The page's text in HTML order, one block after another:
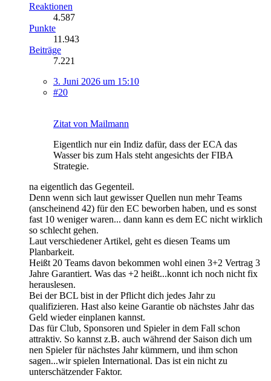
Reaktionen
4.587
Punkte
11.943
Beiträge
7.221
3. Juni 2026 um 15:10
#20
Zitat von Mailmann
Eigentlich nur ein Indiz dafür, dass der ECA das
Wasser bis zum Hals steht angesichts der FIBA
Strategie.
na eigentlich das Gegenteil.
Denn wenn sich laut gewisser Quellen nun mehr Teams
(anscheinend 42) für den EC beworben haben, und es sonst
fast 10 weniger waren... dann kann es dem EC nicht wirklich
so schlecht gehen.
Laut verschiedener Artikel, geht es diesen Teams um
Planbarkeit.
Heißt 20 Teams davon bekommen wohl einen 3+2 Vertrag 3
Jahre Garantiert. Was das +2 heißt...konnt ich noch nicht fix
herauslesen.
Bei der BCL bist in der Pflicht dich jedes Jahr zu
qualifizieren. Hast also keine Garantie ob nächstes Jahr das
Geld wieder einplanen kannst.
Das für Club, Sponsoren und Spieler in dem Fall schon
attraktiv. So kannst z.B. auch während der Saison dich um
nen Spieler für nächstes Jahr kümmern, und ihm schon
sagen...wir spielen International. Das ist ein nicht zu
unterschätzender Faktor.